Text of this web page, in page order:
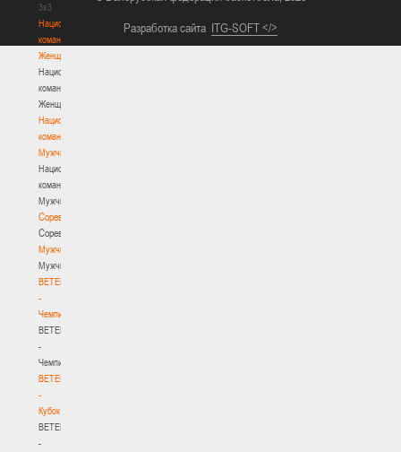
3х3
Национальная
команда.
Женщины
Национальная
команда.
Женщины
Национальная
команда.
Мужчины
Национальная
команда.
Мужчины
Соревнования
Соревнования
Мужчины
Мужчины
BETERA
-
Чемпионат
BETERA
-
Чемпионат
BETERA
-
Кубок
BETERA
-
Разработка сайта ITG-SOFT </>